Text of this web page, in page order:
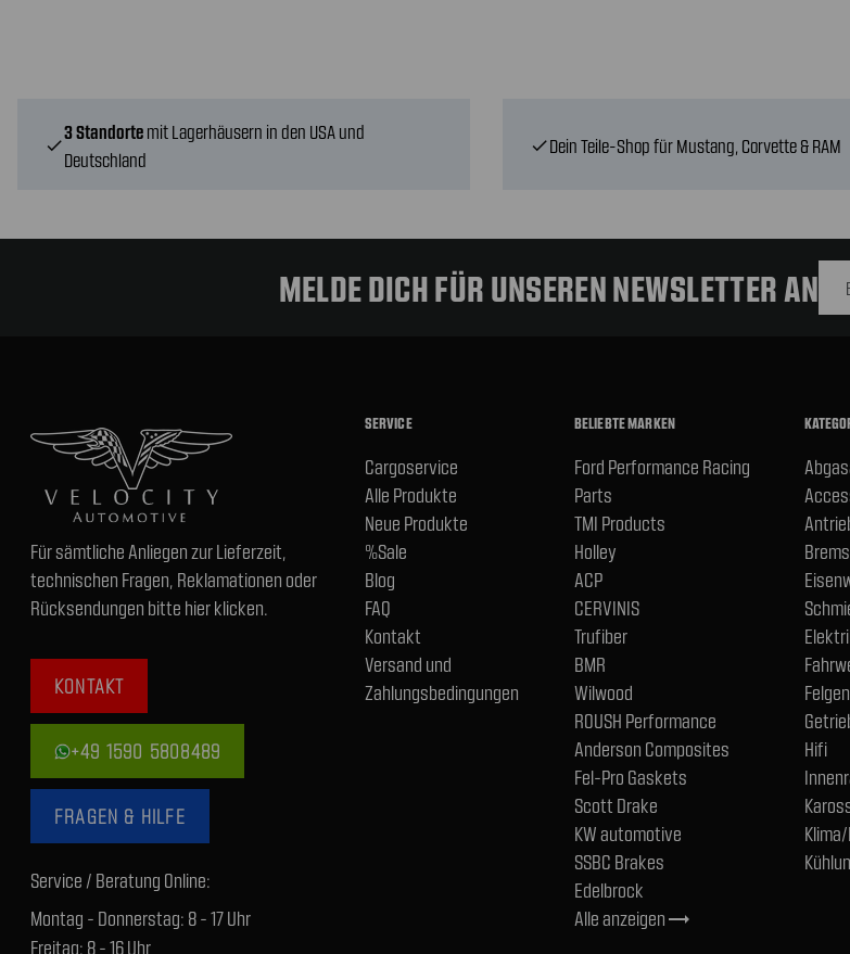
check
3 Standorte mit Lagerhäusern in den USA und
Deutschland
checkDein Teile-Shop für Mustang, Corvette & RAM
MELDE DICH FÜR UNSEREN NEWSLETTER AN
Für sämtliche Anliegen zur Lieferzeit,
technischen Fragen, Reklamationen oder
Rücksendungen bitte hier klicken.
KONTAKT
+49 1590 5808489
FRAGEN & HILFE
Service / Beratung Online:
Montag - Donnerstag: 8 - 17 Uhr
Freitag: 8 - 16 Uhr
SERVICE
Cargoservice
Alle Produkte
Neue Produkte
%Sale
Blog
FAQ
Kontakt
Versand und
Zahlungsbedingungen
BELIEBTE MARKEN
Ford Performance Racing
Parts
TMI Products
Holley
ACP
CERVINIS
Trufiber
BMR
Wilwood
ROUSH Performance
Anderson Composites
Fel-Pro Gaskets
Scott Drake
KW automotive
SSBC Brakes
Edelbrock
Alle anzeigentrending_flat
Hifi